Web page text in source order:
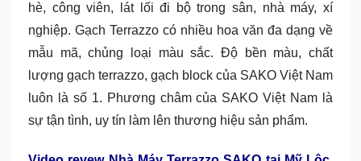
hè, công viên, lát lối đi bộ trong sân, nhà máy, xí
nghiệp. Gạch Terrazzo có nhiều hoa văn đa dạng về
mẫu mã, chủng loại màu sắc. Độ bền màu, chất
lượng gạch terrazzo, gạch block của SAKO Việt Nam
luôn là số 1. Phương châm của SAKO Việt Nam là
sự tận tình, uy tín làm lên thương hiệu sản phẩm.